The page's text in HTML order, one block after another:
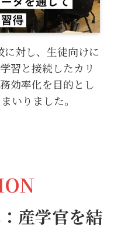
対し、生徒向けに
習と接続したカリ
効率化を目的とし
いりました。
産学官を結